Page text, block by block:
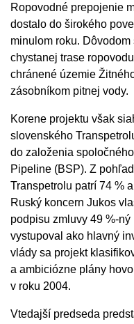
Ropovodné prepojenie
dostalo do širokého
minulom roku.
chystanej trase
chránené územie
zásobníkom pitnej vody.
Korene projektu však
slovenského
do založenia
Pipeline (BSP). Z
Transpetrolu patrí 74 %
Ruský koncern Jukos
podpisu zmluvy 49 %-
vystupoval ako hlavný
vlády sa projekt
a ambiciózne plány
v roku 2004.
Vtedajší predseda